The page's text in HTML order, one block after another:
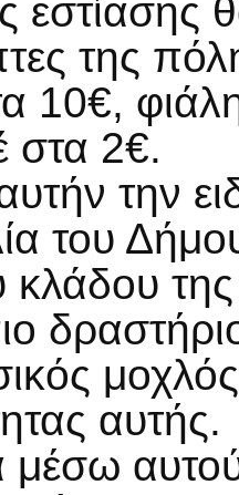
της
10€,
στα 2€.
την
του
της
αυτής.